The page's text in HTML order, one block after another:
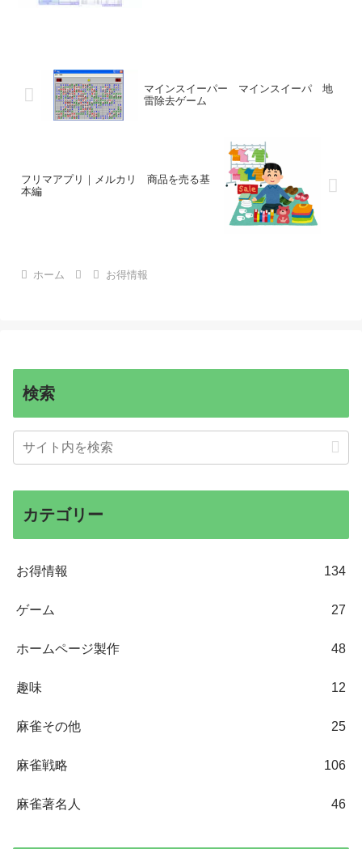
マインスイーパー マインスイーパ 地
雷除去ゲーム
フリマアプリ｜メルカリ 商品を売る基
本編
ホーム お得情報
検索
カテゴリー
お得情報 134
ゲーム 27
ホームページ製作 48
趣味 12
麻雀その他 25
麻雀戦略 106
麻雀著名人 46